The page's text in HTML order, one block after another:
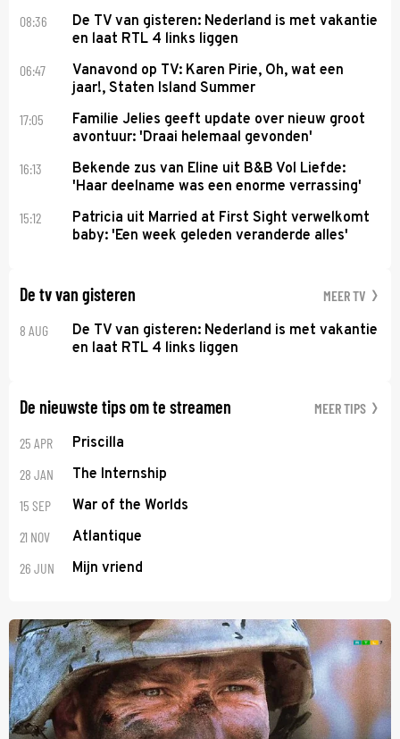
08:36
De TV van gisteren: Nederland is met vakantie
en laat RTL 4 links liggen
06:47
Vanavond op TV: Karen Pirie, Oh, wat een
jaar!, Staten Island Summer
17:05
Familie Jelies geeft update over nieuw groot
avontuur: 'Draai helemaal gevonden'
16:13
Bekende zus van Eline uit B&B Vol Liefde:
'Haar deelname was een enorme verrassing'
15:12
Patricia uit Married at First Sight verwelkomt
baby: 'Een week geleden veranderde alles'
De tv van gisteren MEER TV
8 AUG
De TV van gisteren: Nederland is met vakantie
en laat RTL 4 links liggen
De nieuwste tips om te streamen MEER TIPS
25 APR Priscilla
28 JAN The Internship
15 SEP War of the Worlds
21 NOV Atlantique
26 JUN Mijn vriend